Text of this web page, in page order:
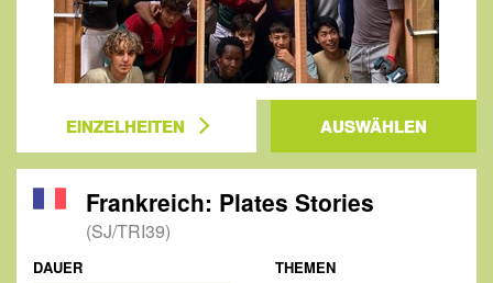
EINZELHEITEN AUSWÄHLEN
Frankreich: Plates Stories
(SJ/TRI39)
DAUER THEMEN